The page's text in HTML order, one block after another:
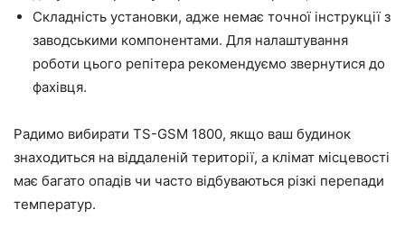
Складність установки, адже немає точної інструкції з
заводськими компонентами. Для налаштування
роботи цього репітера рекомендуємо звернутися до
фахівця.
Радимо вибирати TS-GSM 1800, якщо ваш будинок
знаходиться на віддаленій території, а клімат місцевості
має багато опадів чи часто відбуваються різкі перепади
температур.